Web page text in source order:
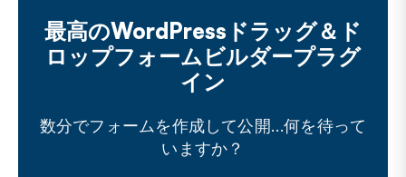
最高のWordPressドラッグ＆ド
ロップフォームビルダープラグ
イン
数分でフォームを作成して公開…何を待って
いますか？